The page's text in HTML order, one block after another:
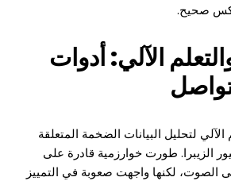
صحيح.
الآلي: أدوات
لتحليل البيانات الضخمة المتعلقة
الزيبرا. طورت خوارزمية قادرة على
الصوت، لكنها واجهت صعوبة في التمييز